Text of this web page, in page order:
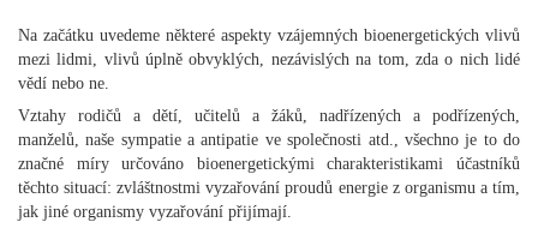
Na začátku uvedeme některé aspekty vzájemných bioenergetických vlivů
mezi lidmi, vlivů úplně obvyklých, nezávislých na tom, zda o nich lidé
vědí nebo ne.
Vztahy rodičů a dětí, učitelů a žáků, nadřízených a podřízených,
manželů, naše sympatie a antipatie ve společnosti atd., všechno je to do
značné míry určováno bioenergetickými charakteristikami účastníků
těchto situací: zvláštnostmi vyzařování proudů energie z organismu a tím,
jak jiné organismy vyzařování přijímají.